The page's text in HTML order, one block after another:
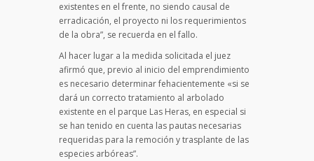
existentes en el frente, no siendo causal de
erradicación, el proyecto ni los requerimientos
de la obra”, se recuerda en el fallo.
Al hacer lugar a la medida solicitada el juez
afirmó que, previo al inicio del emprendimiento
es necesario determinar fehacientemente «si se
dará un correcto tratamiento al arbolado
existente en el parque Las Heras, en especial si
se han tenido en cuenta las pautas necesarias
requeridas para la remoción y trasplante de las
especies arbóreas”.